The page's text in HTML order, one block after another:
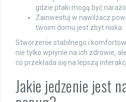
gdzie ptaki mogą być
Zainwestuj w nawilżacz
twoim domu jest zbyt niska.
Stworzenie stabilnego i
nie tylko wpłynie na ich zdrowie,
co przekłada się na lepszą
Jakie jedzenie jest